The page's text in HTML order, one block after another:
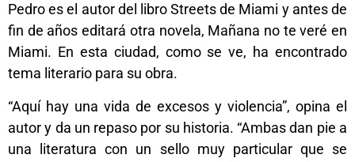
Pedro es el autor del libro Streets de Miami y antes de
fin de años editará otra novela, Mañana no te veré en
Miami. En esta ciudad, como se ve, ha encontrado
tema literario para su obra.
“Aquí hay una vida de excesos y violencia”, opina el
autor y da un repaso por su historia. “Ambas dan pie a
una literatura con un sello muy particular que se